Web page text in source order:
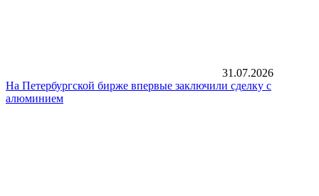
31.07.2026
На Петербургской бирже впервые заключили сделку с
алюминием